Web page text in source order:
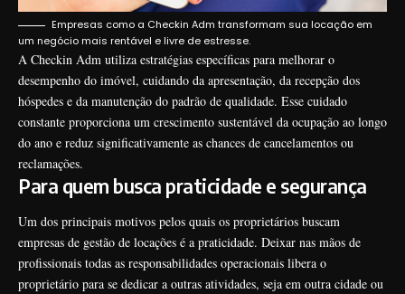
Empresas como a Checkin Adm transformam sua locação em
um negócio mais rentável e livre de estresse.
A Checkin Adm utiliza estratégias específicas para melhorar o
desempenho do imóvel, cuidando da apresentação, da recepção dos
hóspedes e da manutenção do padrão de qualidade. Esse cuidado
constante proporciona um crescimento sustentável da ocupação ao longo
do ano e reduz significativamente as chances de cancelamentos ou
reclamações.
Para quem busca praticidade e segurança
Um dos principais motivos pelos quais os proprietários buscam
empresas de gestão de locações é a praticidade. Deixar nas mãos de
profissionais todas as responsabilidades operacionais libera o
proprietário para se dedicar a outras atividades, seja em outra cidade ou